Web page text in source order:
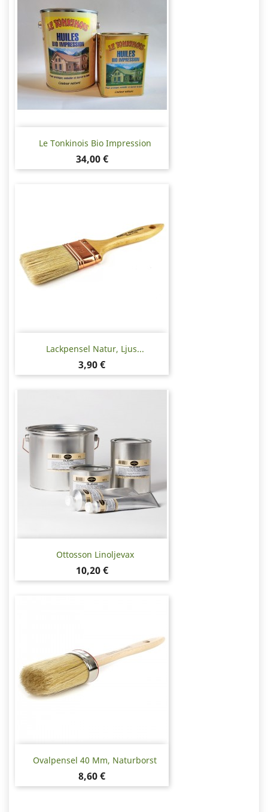
Le Tonkinois Bio Impression
Pris
34,00 €
Lackpensel Natur, Ljus...
Pris
3,90 €
Ottosson Linoljevax
Pris
10,20 €
Ovalpensel 40 Mm, Naturborst
Pris
8,60 €